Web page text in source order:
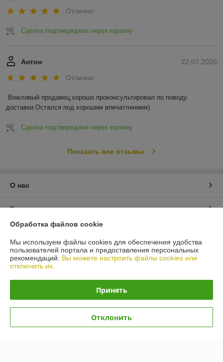
Отлично
Сделка подтверждена через корзину
22.07.2026
Антон
Отлично
Вежливый продавец,хорошо проконсультировал по поводу
доставки.Остался под хорошим впечатлением)
Сделка подтверждена через корзину
Показать все отзывы
О нас
Контакты
График работы
Полная версия сайта
Политика обработки cookies
Сайт создан на платформе Deal.by
Обработка файлов cookie
Мы используем файлы cookies для обеспечения удобства
пользователей портала и предоставления персональных
рекомендаций. Вы можете настроить файлы cookies или
отключить их.
Принять
Отклонить